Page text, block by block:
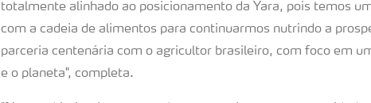
totalmente alinhado ao posicionamento da Yara, pois temos
com a cadeia de alimentos para continuarmos nutrindo a
parceria centenária com o agricultor brasileiro, com foco em
e o planeta", completa.